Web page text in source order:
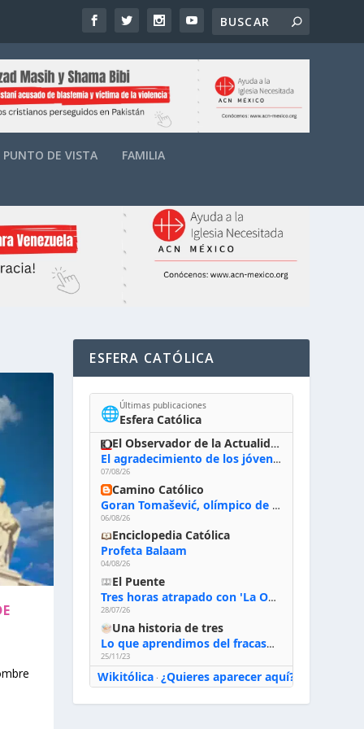
PUNTO DE VISTA FAMILIA
ESFERA CATÓLICA
🌐Últimas publicaciones
Esfera Católica
El Observador de la Actualidad
El agradecimiento de los jóvenes al Papa: «Hoy nos sentimos Iglesia»
07/08/26
Camino Católico
Goran Tomašević, olímpico de waterpolo: «Al terminar el Camino de Santiago entregué mi vida a Cristo; hablé con Dios y le dije: ‘Estoy listo; estoy a tu servicio. Puedo llevar lo que sea necesario para ti’»
06/08/26
Enciclopedia Católica
Profeta Balaam
04/08/26
El Puente
Tres horas atrapado con 'La Odisea' de Nolan
28/07/26
Una historia de tres
Lo que aprendimos del fracaso al emprender
25/11/23
Wikitólica· ¿Quieres aparecer aquí?